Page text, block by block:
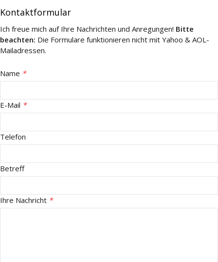
Kontaktformular
Ich freue mich auf Ihre Nachrichten und Anregungen! Bitte
beachten: Die Formulare funktionieren nicht mit Yahoo & AOL-
Mailadressen.
Name *
E-Mail *
Telefon
Betreff
Ihre Nachricht *